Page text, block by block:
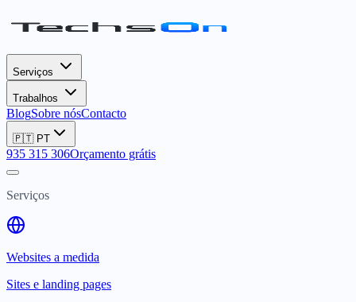
Serviços
Trabalhos
BlogSobre nósContacto
🇵🇹 PT
935 315 306Orçamento grátis
Serviços
Websites a medida
Sites e landing pages